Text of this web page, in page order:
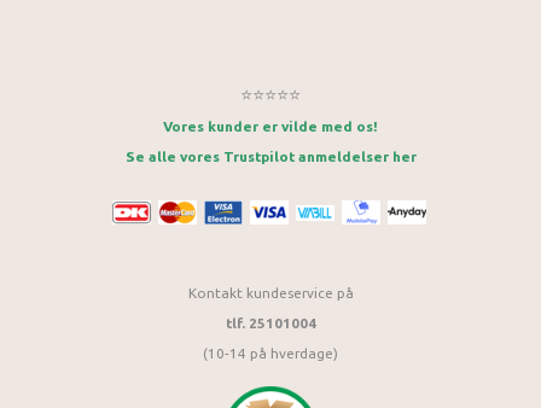
⭐⭐⭐⭐⭐
Vores kunder er vilde med os!
Se alle vores Trustpilot anmeldelser her
Kontakt kundeservice på
tlf. 25101004
(10-14 på hverdage)